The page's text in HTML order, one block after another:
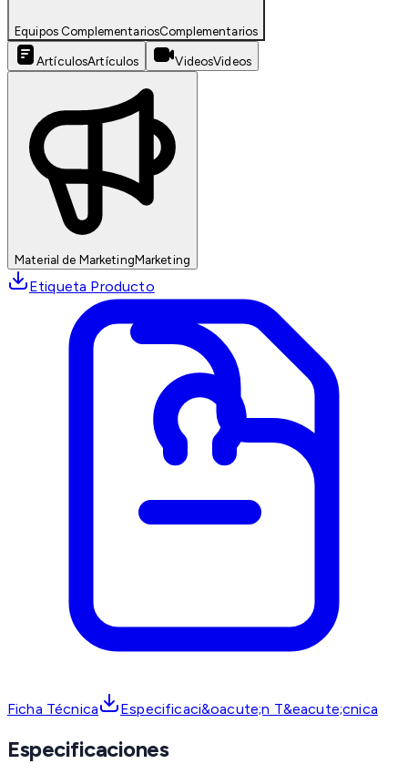
Equipos ComplementariosComplementarios
ArtículosArtículos VideosVideos
Material de MarketingMarketing
Etiqueta Producto
Ficha Técnica Especificaci&oacute;n T&eacute;cnica
Especificaciones